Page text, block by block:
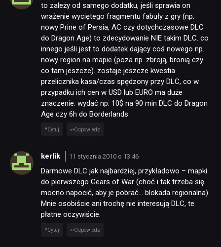
to zależy od samego dodatku, jeśli sprawia on
wrażenie wyciętego fragmentu fabuły z gry (np.
nowy Prine of Persia, AC czy dotychczasowe DLC
do Dragon Age) to zdecydowanie NIE takim DLC. co
innego jeśli jest to dodatek dający coś nowego np.
nowy region na mapie (poza np. zbroją, bronią czy
co tam jeszcze). zostaje jeszcze kwestia
przelicznika kasa/czas spędzony przy DLC, co w
przypadku ich cen w USD lub EURO ma duże
znaczenie. wydać np. 10$ na 90 min DLC do Dragon
Age czy 6h do Borderlands
Cytuj Odpowiedz
kerlik 11 stycznia 2010 o 13:46
Darmowe DLC jak najbardziej, przykładowo – mapki
do pierwszego Gears of War (choć i tak trzeba się
mocno napocić, aby je pobrać… blokada regionalna).
Mnie osobiście ani trochę nie interesują DLC, te
płatne oczywiście.
Cytuj Odpowiedz